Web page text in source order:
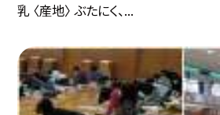
乳 〈産地〉 ぶたにく、...